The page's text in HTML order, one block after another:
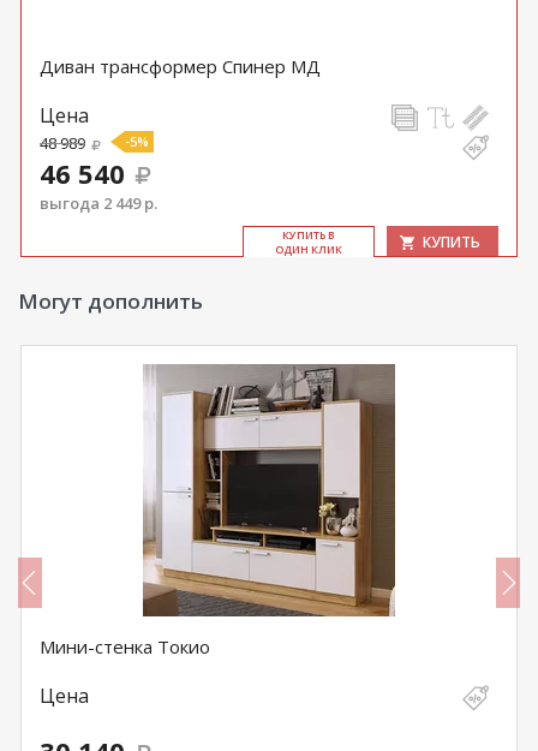
Диван трансформер Спинер МД
Цена
48 989 -5%
46 540
выгода 2 449 р.
КУ­ПИТЬ В
ОДИН КЛИК
КУПИТЬ
Могут дополнить
Мини-стенка Токио
Цена